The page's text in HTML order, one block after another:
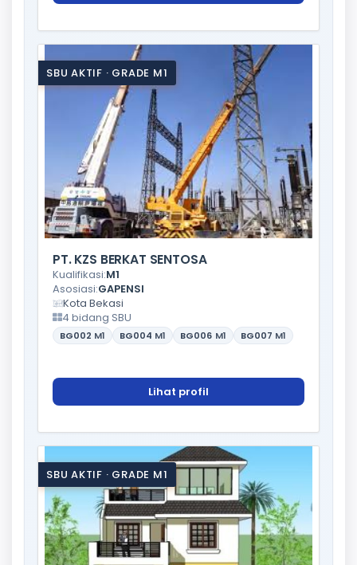
SBU AKTIF · GRADE M1
PT. KZS BERKAT SENTOSA
Kualifikasi:M1
Asosiasi:GAPENSI
Kota Bekasi
4 bidang SBU
BG002 M1 BG004 M1 BG006 M1 BG007 M1
Lihat profil
SBU AKTIF · GRADE M1